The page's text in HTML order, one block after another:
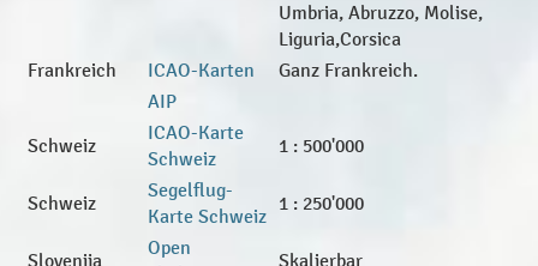
Umbria, Abruzzo, Molise,
Liguria,Corsica
Frankreich
ICAO-Karten
Ganz Frankreich.
AIP
Schweiz
ICAO-Karte
Schweiz
1 : 500'000
Schweiz
Segelflug-
Karte Schweiz
1 : 250'000
Slovenija
Open
Skalierbar